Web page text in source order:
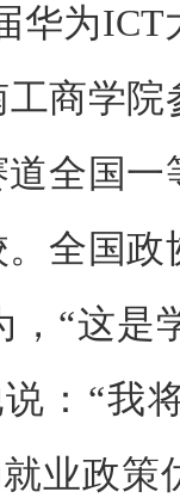
华为ICT
商学
全国
全国
“这是
： “我
就业政